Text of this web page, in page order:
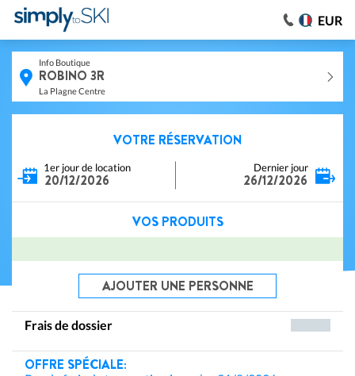
EUR
Info Boutique
ROBINO 3R
La Plagne Centre
VOTRE RÉSERVATION
20/12/2026
1er jour de location
26/12/2026
Dernier jour
VOS PRODUITS
AJOUTER UNE PERSONNE
Frais de dossier
OFFRE SPÉCIALE: